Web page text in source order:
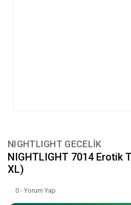
NIGHTLIGHT GECELİK
NIGHTLIGHT 7014 Erotik
XL)
0 - Yorum Yap